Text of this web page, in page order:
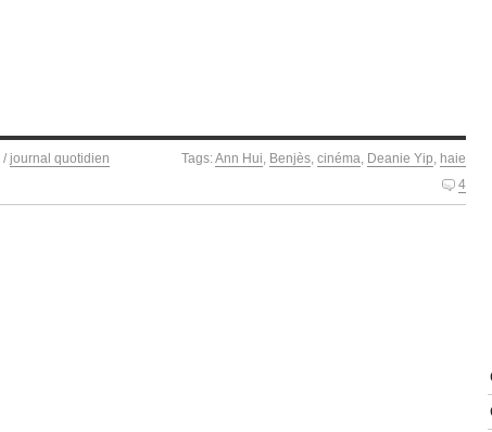
/ journal quotidien Tags:Ann Hui Benjès cinéma Deanie Yip haie
4